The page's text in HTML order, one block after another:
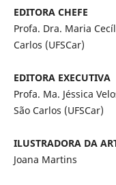
EDITORA CHEFE
Profa. Dra. Maria
Carlos (UFSCar)
EDITORA EXECUTIVA
Profa. Ma. Jéssica
São Carlos (UFSCar)
ILUSTRADORA DA
Joana Martins